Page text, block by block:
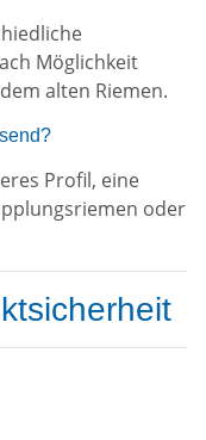
Möglichkeit
alten Riemen.
Profil, eine
oder